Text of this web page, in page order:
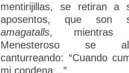
mentirijillas, se retiran a
aposentos, que son
amagatalls, mientras
Menesteroso se
canturreando: “Cuando
mi condena…”